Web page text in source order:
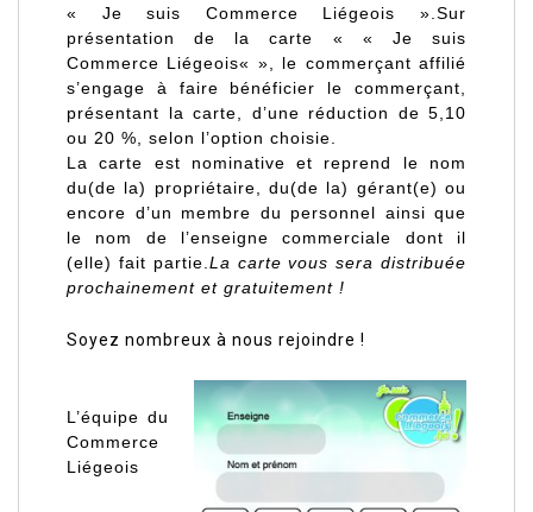
« Je suis Commerce Liégeois ». Sur
présentation de la carte « « Je suis
Commerce Liégeois« », le commerçant affilié
s’engage à faire bénéficier le commerçant,
présentant la carte, d’une réduction de 5,10
ou 20 %, selon l’option choisie.
La carte est nominative et reprend le nom
du(de la) propriétaire, du(de la) gérant(e) ou
encore d’un membre du personnel ainsi que
le nom de l’enseigne commerciale dont il
(elle) fait partie. La carte vous sera distribuée
prochainement et gratuitement !
Soyez nombreux à nous rejoindre !
L’équipe du
Commerce
Liégeois